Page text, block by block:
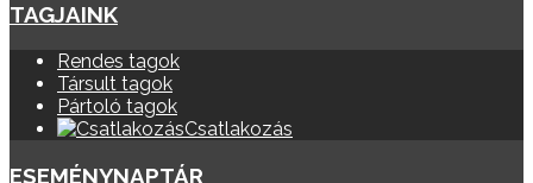
TAGJAINK
Rendes tagok
Társult tagok
Pártoló tagok
Csatlakozás
ESEMÉNYNAPTÁR